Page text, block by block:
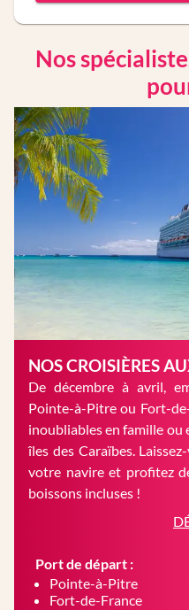
Nos
NOS CROISIÈRES
De décembre à avril,
Pointe-à-Pitre ou Fort-
inoubliables en famille ou
îles des Caraïbes.
votre navire et profitez
boissons incluses !
Port de départ :
Pointe-à-Pitre
Fort-de-France